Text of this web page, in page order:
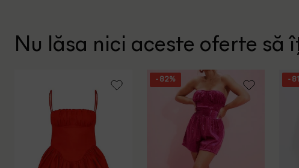
Nu lăsa nici aceste oferte să
- 82% -